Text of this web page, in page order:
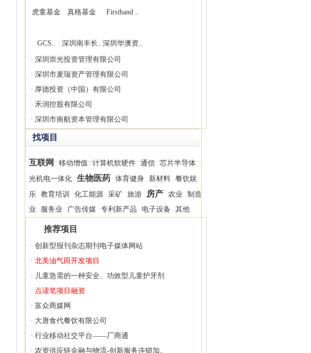
虎童基金 真格基金 Firsthand ..
GCS.. 深圳南丰长.. 深圳华澳资..
· 深圳崇光投资管理有限公司
· 深圳市麦瑞资产管理有限公司
· 厚德投资（中国）有限公司
· 禾润控股有限公司
· 深圳市南航资本管理有限公司
找项目
互联网 移动增值 计算机软硬件 通信 芯片半导体
光机电一体化 生物医药 体育健身 新材料 餐饮娱
乐 教育培训 化工能源 采矿 旅游 房产 农业
制造
业
服务业 广告传媒 专利新产品 电子设备 其他
推荐项目
· 创新型报刊杂志期刊电子媒体网站
· 北美油气田开发项目
· 儿童急需的一种安全、功效型儿童护牙剂
· 点读笔项目融资
· 富众商媒网
· 大唐食代餐饮有限公司
· 行业移动社交平台——厂商通
· 农资供应链金融与物流-创新服务连锁加..